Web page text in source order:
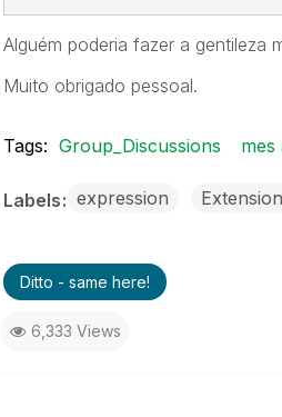
Alguém poderia fazer a gentileza
Muito obrigado pessoal.
Tags: Group_Discussions
Labels expression Extension
Ditto - same here!
6,333 Views